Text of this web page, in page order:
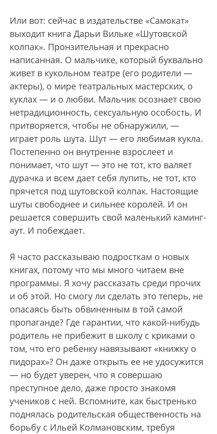
Или вот: сейчас в издательстве «Самокат»
выходит книга Дарьи Вильке «Шутовской
колпак». Пронзительная и прекрасно
написанная. О мальчике, который буквально
живет в кукольном театре (его родители —
актеры), о мире театральных мастерских, о
куклах — и о любви. Мальчик осознает свою
нетрадиционность, сексуальную особость. И
притворяется, чтобы не обнаружили, —
играет роль шута. Шут — его любимая кукла.
Постепенно он внутренне взрослеет и
понимает, что шут — это не тот, кто валяет
дурачка и всем дает себя лупить, не тот, кто
прячется под шутовской колпак. Настоящие
шуты свободнее и сильнее королей. И он
решается совершить свой маленький каминг-
аут. И побеждает.
Я часто рассказываю подросткам о новых
книгах, потому что мы много читаем вне
программы. Я хочу рассказать среди прочих
и об этой. Но смогу ли сделать это теперь, не
опасаясь быть обвиненным в той самой
пропаганде? Где гарантии, что какой-нибудь
родитель не прибежит в школу с криками о
том, что его ребенку навязывают «книжку о
пидорах»? Он даже открыть ее не удосужится
— но будет уверен, что я совершаю
преступное дело, даже просто знакомя
учеников с ней. Вспомните, как быстренько
поднялась родительская общественность на
борьбу с Ильей Колмановским, требуя